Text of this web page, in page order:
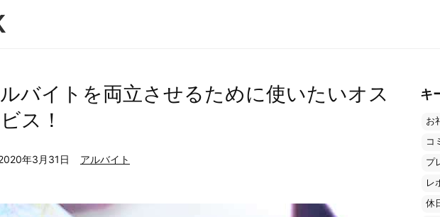
バイトを両立させるために使いたいオス
ス！
年3月31日 アルバイト
キ
お
コ
プ
レ
休